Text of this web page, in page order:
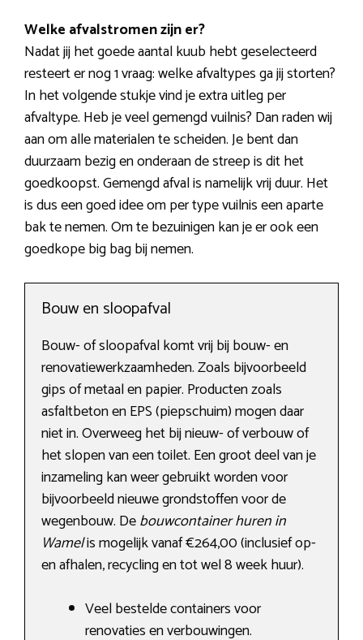
Welke afvalstromen zijn er?
Nadat jij het goede aantal kuub hebt geselecteerd
resteert er nog 1 vraag: welke afvaltypes ga jij storten?
In het volgende stukje vind je extra uitleg per
afvaltype. Heb je veel gemengd vuilnis? Dan raden wij
aan om alle materialen te scheiden. Je bent dan
duurzaam bezig en onderaan de streep is dit het
goedkoopst. Gemengd afval is namelijk vrij duur. Het
is dus een goed idee om per type vuilnis een aparte
bak te nemen. Om te bezuinigen kan je er ook een
goedkope big bag bij nemen.
Bouw en sloopafval
Bouw- of sloopafval komt vrij bij bouw- en
renovatiewerkzaamheden. Zoals bijvoorbeeld
gips of metaal en papier. Producten zoals
asfaltbeton en EPS (piepschuim) mogen daar
niet in. Overweeg het bij nieuw- of verbouw of
het slopen van een toilet. Een groot deel van je
inzameling kan weer gebruikt worden voor
bijvoorbeeld nieuwe grondstoffen voor de
wegenbouw. Debouwcontainer huren in
Wamelis mogelijk vanaf €264,00 (inclusief op-
en afhalen, recycling en tot wel 8 week huur).
Veel bestelde containers voor
renovaties en verbouwingen.